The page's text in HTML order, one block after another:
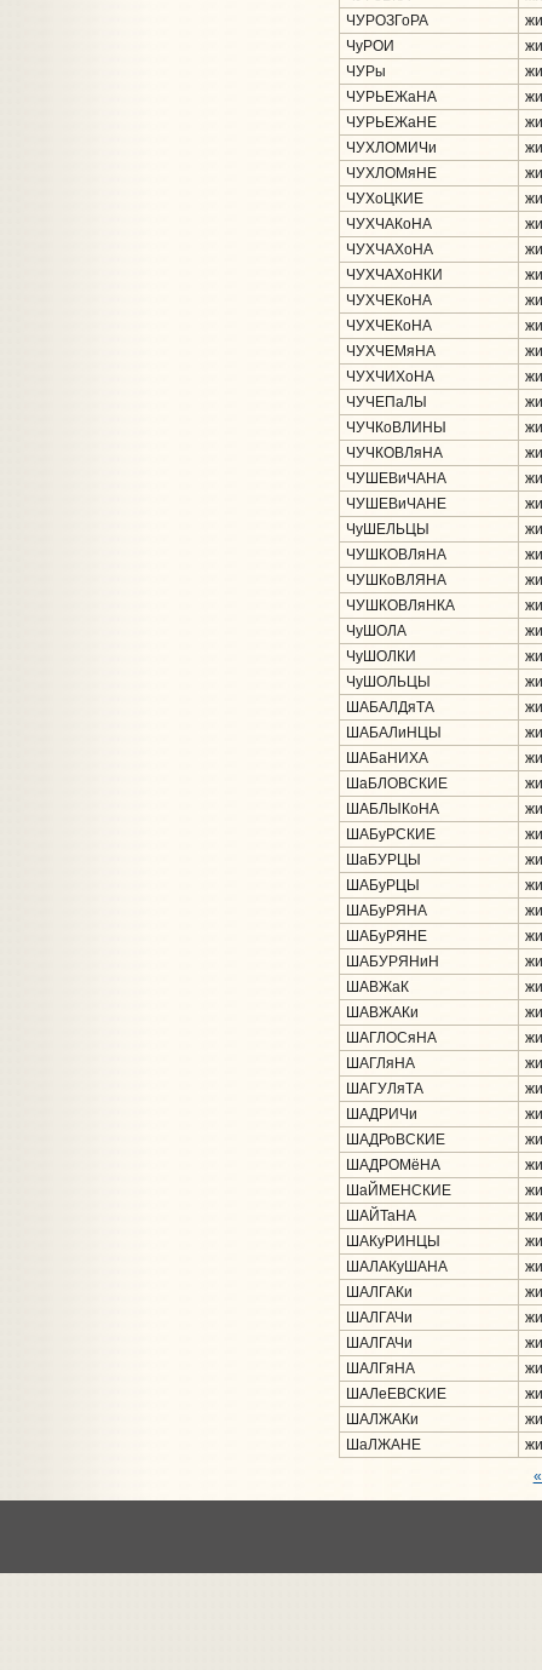
ЧУРОЗГоРА
ЧуРОИ
ЧУРы
ЧУРЬЕЖаНА
ЧУРЬЕЖаНЕ
ЧУХЛОМИЧи
ЧУХЛОМяНЕ
ЧУХоЦКИЕ
ЧУХЧАКоНА
ЧУХЧАХоНА
ЧУХЧАХоНКИ
ЧУХЧЕКоНА
ЧУХЧЕКоНА
ЧУХЧЕМяНА
ЧУХЧИХоНА
ЧУЧЕПаЛЫ
ЧУЧКоВЛИНЫ
ЧУЧКОВЛяНА
ЧУШЕВиЧАНА
ЧУШЕВиЧАНЕ
ЧуШЕЛЬЦЫ
ЧУШКОВЛяНА
ЧУШКоВЛЯНА
ЧУШКОВЛяНКА
ЧуШОЛА
ЧуШОЛКИ
ЧуШОЛЬЦЫ
ШАБАЛДяТА
ШАБАЛиНЦЫ
ШАБаНИХА
ШаБЛОВСКИЕ
ШАБЛЫКоНА
ШАБуРСКИЕ
ШаБУРЦЫ
ШАБуРЦЫ
ШАБуРЯНА
ШАБуРЯНЕ
ШАБУРЯНиН
ШАВЖаК
ШАВЖАКи
ШАГЛОСяНА
ШАГЛяНА
ШАГУЛяТА
ШАДРИЧи
ШАДРоВСКИЕ
ШАДРОМёНА
ШаЙМЕНСКИЕ
ШАЙТаНА
ШАКуРИНЦЫ
ШАЛАКуШАНА
ШАЛГАКи
ШАЛГАЧи
ШАЛГАЧи
ШАЛГяНА
ШАЛеЕВСКИЕ
ШАЛЖАКи
ШаЛЖАНЕ